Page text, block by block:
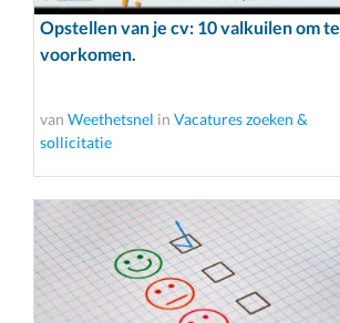
Opstellen van je cv: 10 valkuilen om te
voorkomen.
van Weethetsnel in Vacatures zoeken &
sollicitatie